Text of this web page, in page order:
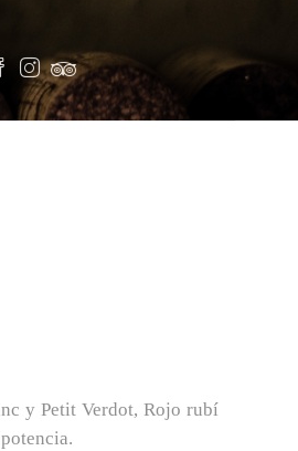
y Petit Verdot, Rojo rubí